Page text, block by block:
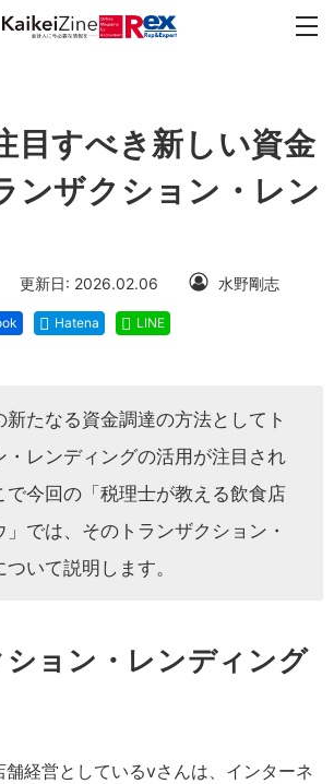
目すべき新しい資金
ンザクション・レン
更新日: 2026.02.06 水野剛志
Hatena LINE
新たなる資金調達の方法としてト
・レンディングの活用が注目され
で今回の「税理士が教える飲食店
では、そのトランザクション・
いて説明します。
ション・レンディング
経営としているvさんは、インターネ